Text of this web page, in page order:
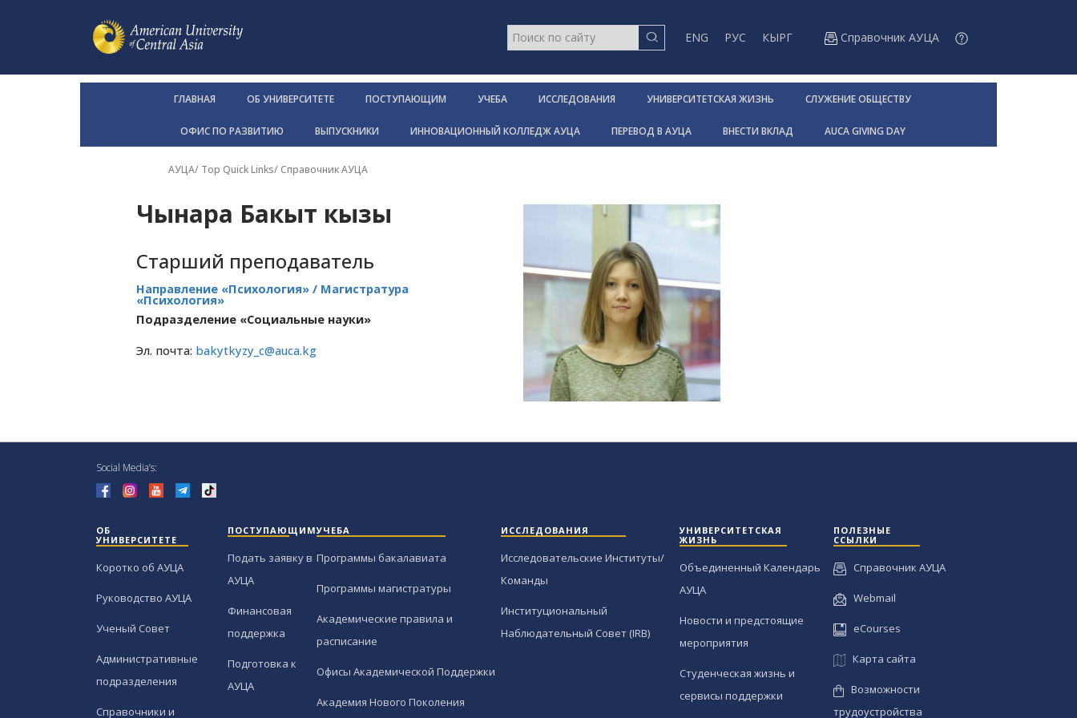
ENG РУС КЫРГ Справочник АУЦА
ГЛАВНАЯ ОБ УНИВЕРСИТЕТЕ ПОСТУПАЮЩИМ УЧЕБА ИССЛЕДОВАНИЯ УНИВЕРСИТЕТСКАЯ ЖИЗНЬ СЛУЖЕНИЕ ОБЩЕСТВУ
ОФИС ПО РАЗВИТИЮ ВЫПУСКНИКИ ИННОВАЦИОННЫЙ КОЛЛЕДЖ АУЦА ПЕРЕВОД В АУЦА ВНЕСТИ ВКЛАД AUCA GIVING DAY
АУЦА/ Top Quick Links/ Справочник АУЦА
Чынара Бакыт кызы
Старший преподаватель
Направление «Психология» / Магистратура
«Психология»
Подразделение «Социальные науки»
Эл. почта: bakytkyzy_c@auca.kg
Social Media’s:
ОБ
УНИВЕРСИТЕТЕ
Коротко об АУЦА
Руководство АУЦА
Ученый Совет
Административные
подразделения
Справочники и
ПОСТУПАЮЩИМ
Подать заявку в
АУЦА
Финансовая
поддержка
Подготовка к
АУЦА
УЧЕБА
Программы бакалавиата
Программы магистратуры
Академические правила и
расписание
Офисы Академической Поддержки
Академия Нового Поколения
ИССЛЕДОВАНИЯ
Исследовательские Институты/
Команды
Институциональный
Наблюдательный Совет (IRB)
УНИВЕРСИТЕТСКАЯ
ЖИЗНЬ
Объединенный Календарь
АУЦА
Новости и предстоящие
мероприятия
Студенческая жизнь и
сервисы поддержки
ПОЛЕЗНЫЕ
ССЫЛКИ
Справочник АУЦА
Webmail
eCourses
Карта сайта
Возможности
трудоустройства